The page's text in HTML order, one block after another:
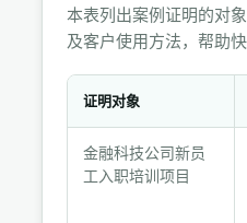
本表列出案例证明的对
及客户使用方法，帮助
证明对象
金融科技公司新员
工入职培训项目